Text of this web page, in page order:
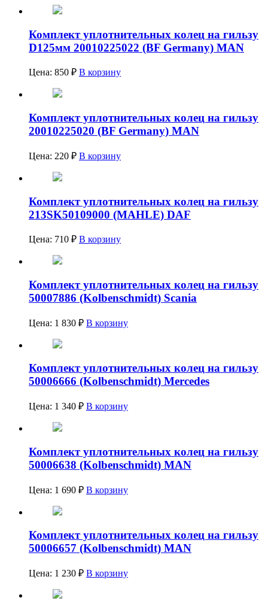
Комплект уплотнительных колец на гильзу
D125мм 20010225022 (BF Germany) MAN
Цена: 850 ₽ В корзину
Комплект уплотнительных колец на гильзу
20010225020 (BF Germany) MAN
Цена: 220 ₽ В корзину
Комплект уплотнительных колец на гильзу
213SK50109000 (MAHLE) DAF
Цена: 710 ₽ В корзину
Комплект уплотнительных колец на гильзу
50007886 (Kolbenschmidt) Scania
Цена: 1 830 ₽ В корзину
Комплект уплотнительных колец на гильзу
50006666 (Kolbenschmidt) Mercedes
Цена: 1 340 ₽ В корзину
Комплект уплотнительных колец на гильзу
50006638 (Kolbenschmidt) MAN
Цена: 1 690 ₽ В корзину
Комплект уплотнительных колец на гильзу
50006657 (Kolbenschmidt) MAN
Цена: 1 230 ₽ В корзину